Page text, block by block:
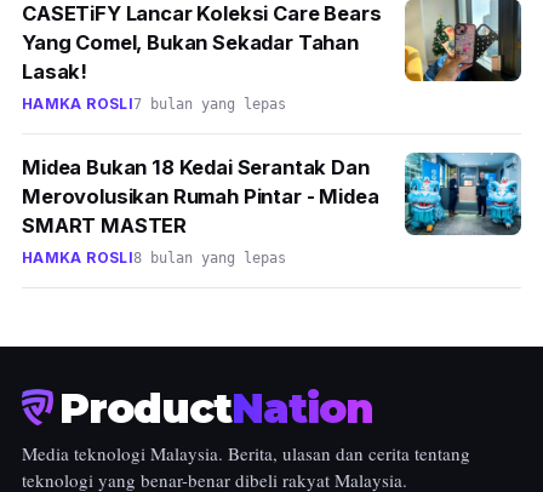
CASETiFY Lancar Koleksi Care Bears
Yang Comel, Bukan Sekadar Tahan
Lasak!
HAMKA ROSLI7 bulan yang lepas
Midea Bukan 18 Kedai Serantak Dan
Merovolusikan Rumah Pintar - Midea
SMART MASTER
HAMKA ROSLI8 bulan yang lepas
ProductNation
Media teknologi Malaysia. Berita, ulasan dan cerita tentang
teknologi yang benar-benar dibeli rakyat Malaysia.